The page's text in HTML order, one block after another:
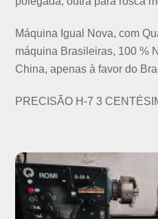
Máquina Igual Nova, com
máquina Brasileiras, 100 %
China, apenas à favor do
PRECISÃO H-7 3